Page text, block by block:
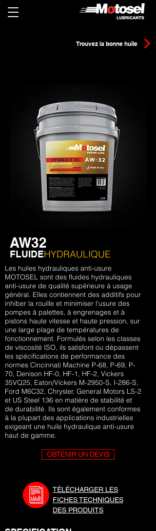
Trouvez la bonne huile
AW32
FLUIDEHYDRAULIQUE
Les huiles hydrauliques anti-usure
MOTOSEL sont des fluides hydrauliques
anti-usure de qualité supérieure à usage
général. Elles contiennent des additifs pour
inhiber la rouille et minimiser l'usure des
pompes à palettes, à engrenages et à
pistons haute vitesse et haute pression, sur
une large plage de températures de
fonctionnement. Formulés selon les classes
de viscosité ISO, ils satisfont ou dépassent
les spécifications de performance des
normes Cincinnati Machine P-68, P-69, P-
70, Denison HF-0, HF-1, HF-2, Vickers
35VQ25, Eaton/Vickers M-2950-S, I-286-S,
Ford M6C32, Chrysler, General Motors LS-2
et US Steel 136 en matière de stabilité et
de durabilité. Ils sont également conformes
à la plupart des applications industrielles
exigeant une huile hydraulique anti-usure
haut de gamme.
OBTENIR UN DEVIS
TÉLÉCHARGER LES
FICHES TECHNIQUES
DES PRODUITS